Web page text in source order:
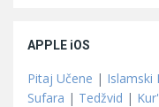
APPLE iOS
Pitaj Učene | Islamski
Sufara | Tedžvid |